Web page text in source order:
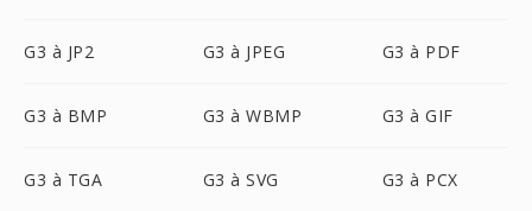
G3 à JP2 G3 à JPEG G3 à PDF
G3 à BMP G3 à WBMP G3 à GIF
G3 à TGA G3 à SVG G3 à PCX